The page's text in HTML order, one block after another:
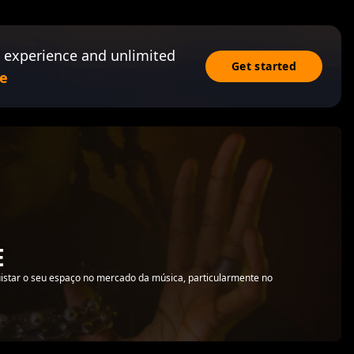
and unlimited
Get started
o seu espaço no mercado da música, particularmente no